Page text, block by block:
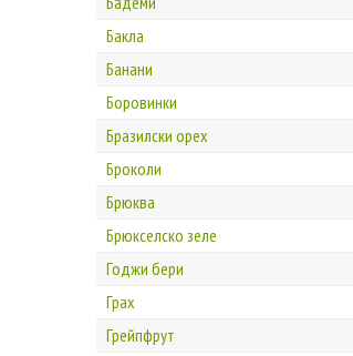
Бакла
Банани
Боровинки
Бразилски орех
Броколи
Брюква
Брюкселско зеле
Годжи бери
Грах
Грейпфрут